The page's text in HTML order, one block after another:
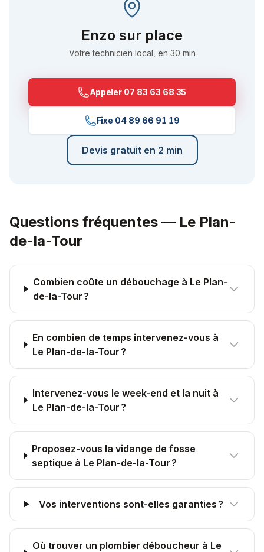
Enzo sur place
Votre technicien local, en 30 min
Appeler 07 83 63 68 35
Fixe 04 89 66 91 19
Devis gratuit en 2 min
Questions fréquentes — Le Plan-
de-la-Tour
Combien coûte un débouchage à Le Plan-
de-la-Tour ?
En combien de temps intervenez-vous à
Le Plan-de-la-Tour ?
Intervenez-vous le week-end et la nuit à
Le Plan-de-la-Tour ?
Proposez-vous la vidange de fosse
septique à Le Plan-de-la-Tour ?
Vos interventions sont-elles garanties ?
Où trouver un plombier déboucheur à Le